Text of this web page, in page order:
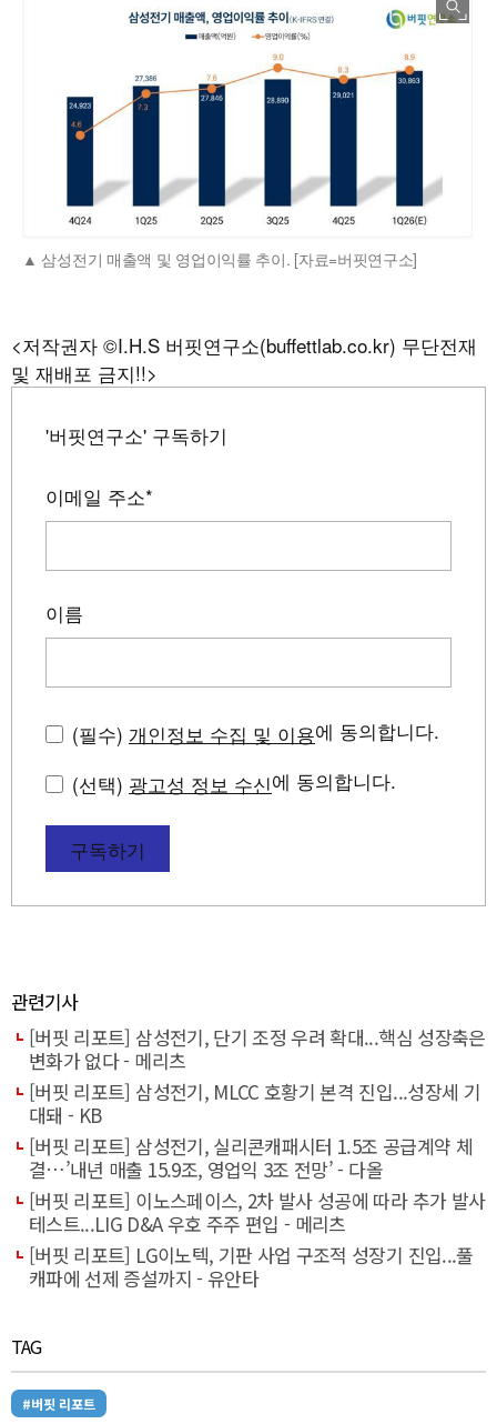
삼성전기 매출액 및 영업이익률 추이. [자료=버핏연구소]
<저작권자 ©I.H.S 버핏연구소(buffettlab.co.kr) 무단전재
및 재배포 금지!!>
'버핏연구소' 구독하기
이메일 주소*
이름
(필수) 개인정보 수집 및 이용에 동의합니다.
(선택) 광고성 정보 수신에 동의합니다.
구독하기
관련기사
[버핏 리포트] 삼성전기, 단기 조정 우려 확대...핵심 성장축은
변화가 없다 - 메리츠
[버핏 리포트] 삼성전기, MLCC 호황기 본격 진입...성장세 기
대돼 - KB
[버핏 리포트] 삼성전기, 실리콘캐패시터 1.5조 공급계약 체
결…’내년 매출 15.9조, 영업익 3조 전망’ - 다올
[버핏 리포트] 이노스페이스, 2차 발사 성공에 따라 추가 발사
테스트...LIG D&A 우호 주주 편입 - 메리츠
[버핏 리포트] LG이노텍, 기판 사업 구조적 성장기 진입...풀
캐파에 선제 증설까지 - 유안타
TAG
#버핏 리포트